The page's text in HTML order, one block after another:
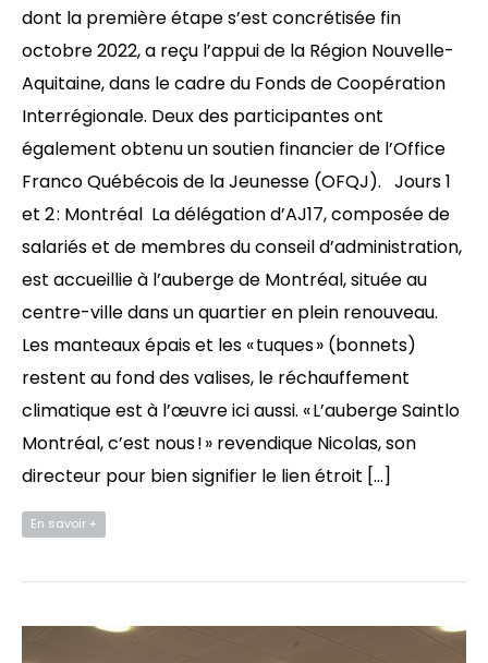
dont la première étape s’est concrétisée fin
octobre 2022, a reçu l’appui de la Région Nouvelle-
Aquitaine, dans le cadre du Fonds de Coopération
Interrégionale. Deux des participantes ont
également obtenu un soutien financier de l’Office
Franco Québécois de la Jeunesse (OFQJ). Jours 1
et 2 : Montréal La délégation d’AJ17, composée de
salariés et de membres du conseil d’administration,
est accueillie à l’auberge de Montréal, située au
centre-ville dans un quartier en plein renouveau.
Les manteaux épais et les « tuques » (bonnets)
restent au fond des valises, le réchauffement
climatique est à l’œuvre ici aussi. « L’auberge Saintlo
Montréal, c’est nous ! » revendique Nicolas, son
directeur pour bien signifier le lien étroit […]
En savoir +